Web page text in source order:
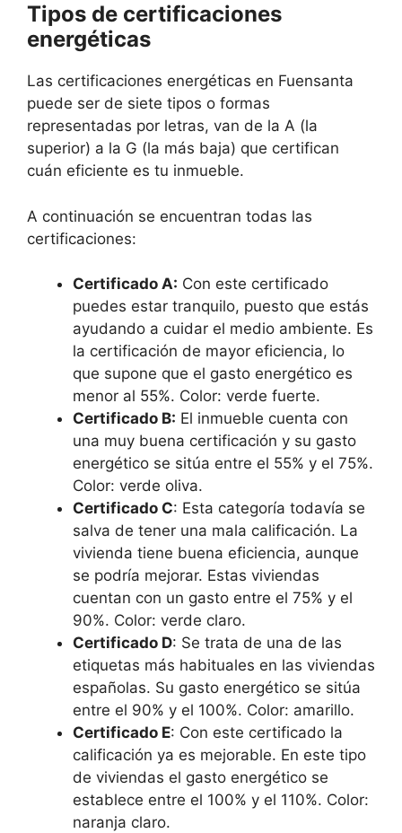
Tipos de certificaciones
energéticas
Las certificaciones energéticas en Fuensanta
puede ser de siete tipos o formas
representadas por letras, van de la A (la
superior) a la G (la más baja) que certifican
cuán eficiente es tu inmueble.
A continuación se encuentran todas las
certificaciones:
Certificado A: Con este certificado
puedes estar tranquilo, puesto que estás
ayudando a cuidar el medio ambiente. Es
la certificación de mayor eficiencia, lo
que supone que el gasto energético es
menor al 55%. Color: verde fuerte.
Certificado B: El inmueble cuenta con
una muy buena certificación y su gasto
energético se sitúa entre el 55% y el 75%.
Color: verde oliva.
Certificado C: Esta categoría todavía se
salva de tener una mala calificación. La
vivienda tiene buena eficiencia, aunque
se podría mejorar. Estas viviendas
cuentan con un gasto entre el 75% y el
90%. Color: verde claro.
Certificado D: Se trata de una de las
etiquetas más habituales en las viviendas
españolas. Su gasto energético se sitúa
entre el 90% y el 100%. Color: amarillo.
Certificado E: Con este certificado la
calificación ya es mejorable. En este tipo
de viviendas el gasto energético se
establece entre el 100% y el 110%. Color:
naranja claro.